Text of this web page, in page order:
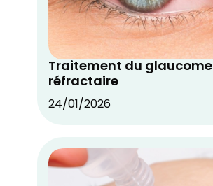
Traitement du glaucome
réfractaire
24/01/2026